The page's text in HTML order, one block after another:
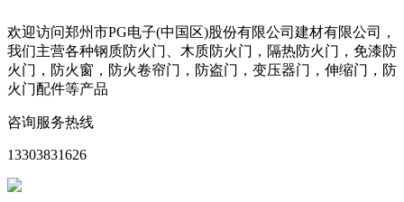
欢迎访问郑州市PG电子(中国区)股份有限公司建材有限公司，
我们主营各种钢质防火门、木质防火门，隔热防火门，免漆防
火门，防火窗，防火卷帘门，防盗门，变压器门，伸缩门，防
火门配件等产品
咨询服务热线
13303831626